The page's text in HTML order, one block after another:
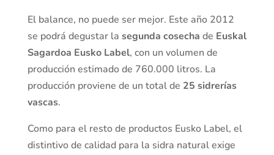
El balance, no puede ser mejor. Este año 2012
se podrá degustar la segunda cosecha de Euskal
Sagardoa Eusko Label, con un volumen de
producción estimado de 760.000 litros. La
producción proviene de un total de 25 sidrerías
vascas.
Como para el resto de productos Eusko Label, el
distintivo de calidad para la sidra natural exige